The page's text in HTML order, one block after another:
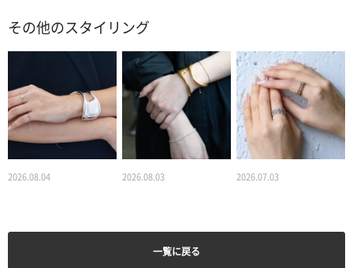
その他のスタイリング
2026.08.04 2026.08.03 2026.07.03
一覧に戻る